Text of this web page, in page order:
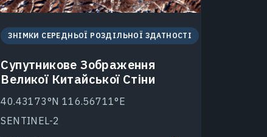
ЗНІМКИ СЕРЕДНЬОЇ РОЗДІЛЬНОЇ ЗДАТНОСТІ
Супутникове Зображення
Великої Китайської Стіни
40.43173°N 116.56711°E
SENTINEL-2